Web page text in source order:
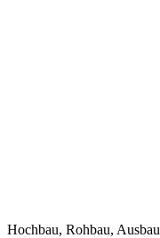
Hochbau, Rohbau, Ausbau